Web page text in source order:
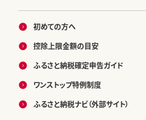
初めての方へ
控除上限金額の目安
ふるさと納税確定申告ガイド
ワンストップ特例制度
ふるさと納税ナビ（外部サイト）